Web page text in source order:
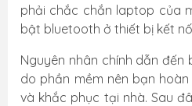
phải chắc chắn laptop của
bật bluetooth ở thiết bị kết
Nguyên nhân chính dẫn
do phần mềm nên bạn
và khắc phục tại nhà. Sau